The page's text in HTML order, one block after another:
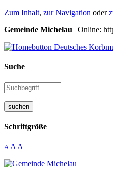
Zum Inhalt, zur Navigation oder
Gemeinde Michelau | Online:
Suche
suchen
Schriftgröße
A A A